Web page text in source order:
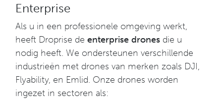
Enterprise
Als u in een professionele omgeving werkt,
heeft Droprise de enterprise drones die u
nodig heeft. We ondersteunen verschillende
industrieën met drones van merken zoals DJI,
Flyability, en Emlid. Onze drones worden
ingezet in sectoren als: